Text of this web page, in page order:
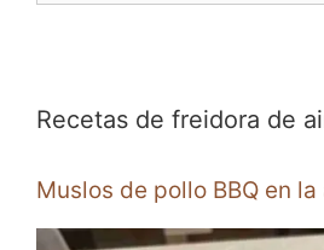
Recetas de freidora de
Muslos de pollo BBQ en